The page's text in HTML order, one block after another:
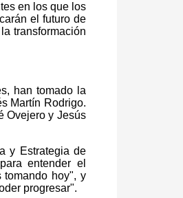
en los que los
el futuro de
transformación
han tomado la
Martín Rodrigo.
Ovejero y Jesús
y Estrategia de
entender el
tomando hoy", y
progresar".